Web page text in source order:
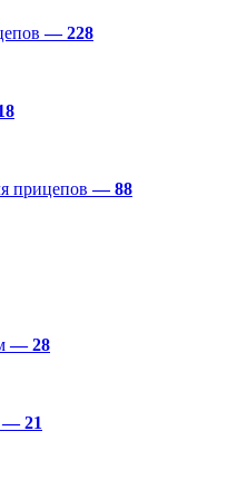
— 228
прицепов— 88
— 28
— 21